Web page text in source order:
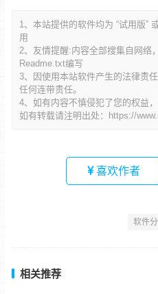
1、本站提供的软件均为 “试用版”
用
2、友情提醒:内容全部搜集自网络
Readme.txt编写
3、因使用本站软件产生的法律责
任何连带责任。
4、如有内容不慎侵犯了您的权益
如有转载请注明出处： https://
喜欢作者
软件
相关推荐